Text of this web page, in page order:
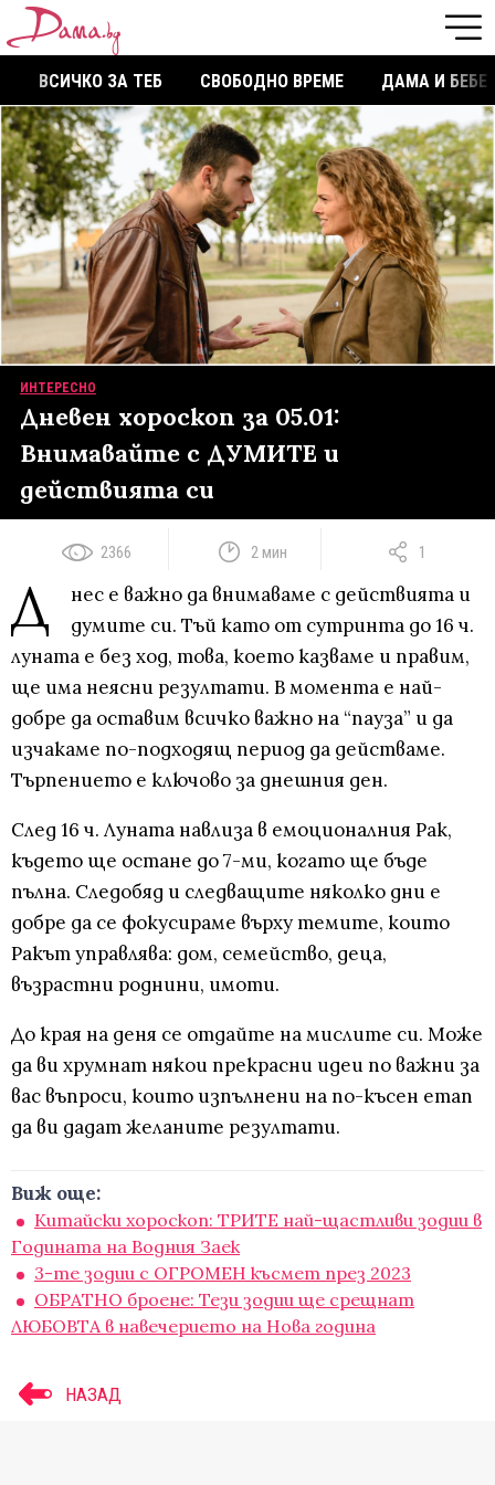
ВСИЧКО ЗА ТЕБ СВОБОДНО ВРЕМЕ ДАМА И БЕБЕ
ИНТЕРЕСНО
Дневен хороскоп за 05.01:
Внимавайте с ДУМИТЕ и
действията си
2366 2 мин 1
Д
нес е важно да внимаваме с действията и
думите си. Тъй като от сутринта до 16 ч.
луната е без ход, това, което казваме и правим,
ще има неясни резултати. В момента е най-
добре да оставим всичко важно на “пауза” и да
изчакаме по-подходящ период да действаме.
Търпението е ключово за днешния ден.
След 16 ч. Луната навлиза в емоционалния Рак,
където ще остане до 7-ми, когато ще бъде
пълна. Следобяд и следващите няколко дни е
добре да се фокусираме върху темите, които
Ракът управлява: дом, семейство, деца,
възрастни роднини, имоти.
До края на деня се отдайте на мислите си. Може
да ви хрумнат някои прекрасни идеи по важни за
вас въпроси, които изпълнени на по-късен етап
да ви дадат желаните резултати.
Виж още:
Китайски хороскоп: ТРИТЕ най-щастливи зодии в
Годината на Водния Заек
3-те зодии с ОГРОМЕН късмет през 2023
ОБРАТНО броене: Тези зодии ще срещнат
ЛЮБОВТА в навечерието на Нова година
НАЗАД